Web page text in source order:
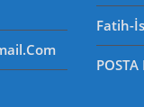
Fatih-